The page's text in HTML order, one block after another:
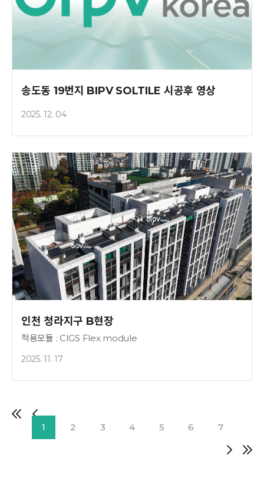
송도동 19번지 BIPV SOLTILE 시공후 영상
2025. 12. 04
인천 청라지구 B현장
적용모듈 : CIGS Flex module
2025. 11. 17
1 2 3 4 5 6 7